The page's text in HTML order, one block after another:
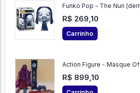
Funko Pop - The Nun
R$ 269,10
Carrinho
Action Figure - Masque
R$ 899,10